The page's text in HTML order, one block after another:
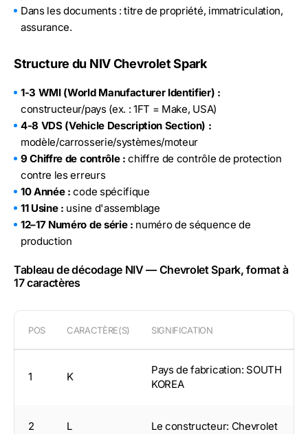
Dans les documents : titre de propriété, immatriculation,
assurance.
Structure du NIV Chevrolet Spark
1-3 WMI (World Manufacturer Identifier) :
constructeur/pays (ex. : 1FT = Make, USA)
4-8 VDS (Vehicle Description Section) :
modèle/carrosserie/systèmes/moteur
9 Chiffre de contrôle : chiffre de contrôle de protection
contre les erreurs
10 Année : code spécifique
11 Usine : usine d'assemblage
12–17 Numéro de série : numéro de séquence de
production
Tableau de décodage NIV — Chevrolet Spark, format à
17 caractères
POS CARACTÈRE(S) SIGNIFICATION
1 K
Pays de fabrication: SOUTH
KOREA
2 L Le constructeur: Chevrolet